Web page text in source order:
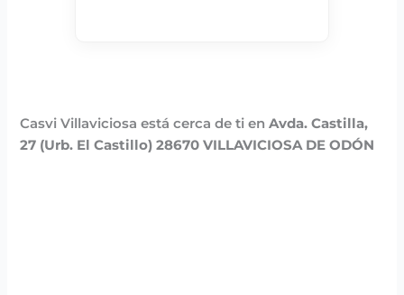
Casvi Villaviciosa está cerca de ti enAvda. Castilla,
27 (Urb. El Castillo) 28670 VILLAVICIOSA DE ODÓN